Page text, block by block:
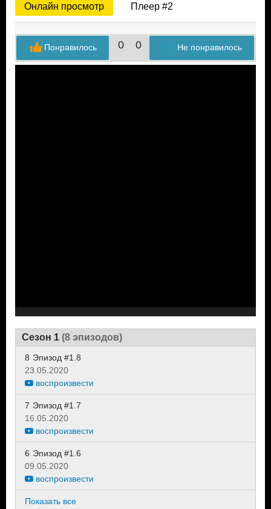
Онлайн просмотр Плеер #2
0 0 Не понравилось
Понравилось
Сезон 1 (8 эпизодов)
8 Эпизод #1.8
23.05.2020
воспроизвести
7 Эпизод #1.7
16.05.2020
воспроизвести
6 Эпизод #1.6
09.05.2020
воспроизвести
Показать все